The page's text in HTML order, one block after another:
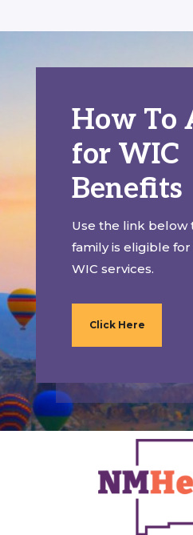
How To
for WIC
Benefits
Use the link below
family is eligible
WIC services.
Click Here